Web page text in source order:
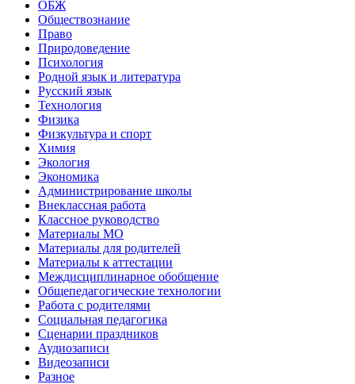
ОБЖ
Обществознание
Право
Природоведение
Психология
Родной язык и литература
Русский язык
Технология
Физика
Физкультура и спорт
Химия
Экология
Экономика
Администрирование школы
Внеклассная работа
Классное руководство
Материалы МО
Материалы для родителей
Материалы к аттестации
Междисциплинарное обобщение
Общепедагогические технологии
Работа с родителями
Социальная педагогика
Сценарии праздников
Аудиозаписи
Видеозаписи
Разное